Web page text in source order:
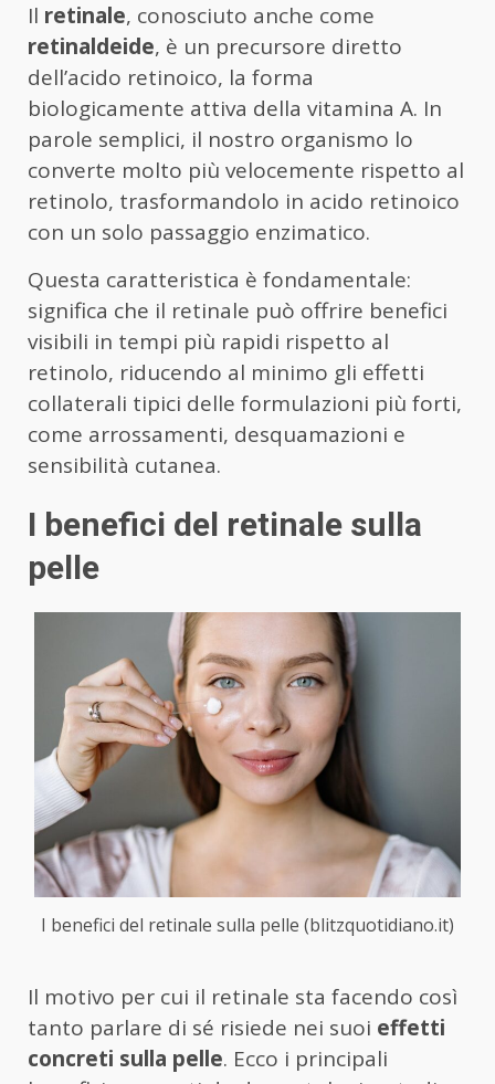
Il retinale, conosciuto anche come
retinaldeide, è un precursore diretto
dell’acido retinoico, la forma
biologicamente attiva della vitamina A. In
parole semplici, il nostro organismo lo
converte molto più velocemente rispetto al
retinolo, trasformandolo in acido retinoico
con un solo passaggio enzimatico.
Questa caratteristica è fondamentale:
significa che il retinale può offrire benefici
visibili in tempi più rapidi rispetto al
retinolo, riducendo al minimo gli effetti
collaterali tipici delle formulazioni più forti,
come arrossamenti, desquamazioni e
sensibilità cutanea.
I benefici del retinale sulla
pelle
I benefici del retinale sulla pelle (blitzquotidiano.it)
Il motivo per cui il retinale sta facendo così
tanto parlare di sé risiede nei suoi effetti
concreti sulla pelle. Ecco i principali